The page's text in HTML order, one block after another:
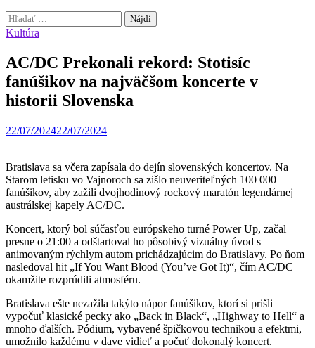
Hľadať:
Kultúra
AC/DC Prekonali rekord: Stotisíc
fanúšikov na najväčšom koncerte v
historii Slovenska
22/07/202422/07/2024
Bratislava sa včera zapísala do dejín slovenských koncertov. Na
Starom letisku vo Vajnoroch sa zišlo neuveriteľných 100 000
fanúšikov, aby zažili dvojhodinový rockový maratón legendárnej
austrálskej kapely AC/DC.
Koncert, ktorý bol súčasťou európskeho turné Power Up, začal
presne o 21:00 a odštartoval ho pôsobivý vizuálny úvod s
animovaným rýchlym autom prichádzajúcim do Bratislavy. Po ňom
nasledoval hit „If You Want Blood (You’ve Got It)“, čím AC/DC
okamžite rozprúdili atmosféru.
Bratislava ešte nezažila takýto nápor fanúšikov, ktorí si prišli
vypočuť klasické pecky ako „Back in Black“, „Highway to Hell“ a
mnoho ďalších. Pódium, vybavené špičkovou technikou a efektmi,
umožnilo každému v dave vidieť a počuť dokonalý koncert.